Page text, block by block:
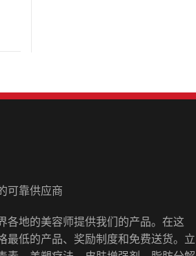
可靠供应商
各地的美容师提供我们的产品。在这
最低的产品、奖励制度和免费送货。立